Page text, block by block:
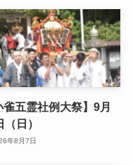
雀五霊社例大祭】9月
日）
年8月7日